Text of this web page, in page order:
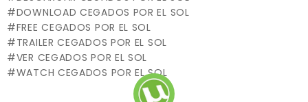
DOWNLOAD CEGADOS POR EL SOL
FREE CEGADOS POR EL SOL
TRAILER CEGADOS POR EL SOL
VER CEGADOS POR EL SOL
WATCH CEGADOS POR EL SOL